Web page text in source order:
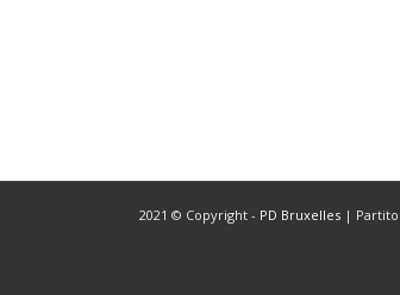
2021 © Copyright - PD Bruxelles | Partito